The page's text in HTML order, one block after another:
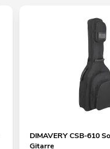
DIMAVERY CSB-610
Gitarre